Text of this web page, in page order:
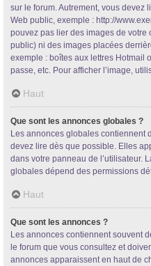
sur le forum. Autrement, vous devez
Web public, exemple : http://
pouvez pas lier des images de votre
public) ni des images placées
exemple : boîtes aux lettres Hotmail
passe, etc. Pour afficher l’image,
Haut
Que sont les annonces globales ?
Les annonces globales contiennent
devez lire dès que possible. Elles
dans votre panneau de l’utilisateur.
globales dépend des permissions
Haut
Que sont les annonces ?
Les annonces contiennent souvent
le forum que vous consultez et
annonces apparaissent en haut de